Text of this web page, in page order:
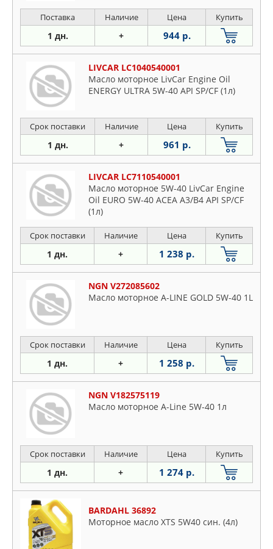
Поставка Наличие Цена Купить
1 дн. + 944 р.
LIVCAR LC1040540001
Масло моторное LivCar Engine Oil
ENERGY ULTRA 5W-40 API SP/CF (1л)
Срок поставки Наличие Цена Купить
1 дн. + 961 р.
LIVCAR LC7110540001
Масло моторное 5W-40 LivCar Engine
Oil EURO 5W-40 ACEA A3/B4 API SP/CF
(1л)
Срок поставки Наличие Цена Купить
1 дн. + 1 238 р.
NGN V272085602
Масло моторное A-LINE GOLD 5W-40 1L
Срок поставки Наличие Цена Купить
1 дн. + 1 258 р.
NGN V182575119
Масло моторное A-Line 5W-40 1л
Срок поставки Наличие Цена Купить
1 дн. + 1 274 р.
BARDAHL 36892
Моторное масло XTS 5W40 син. (4л)